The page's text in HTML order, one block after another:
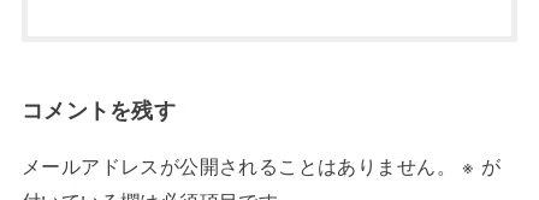
コメントを残す
メールアドレスが公開されることはありません。 ※ が